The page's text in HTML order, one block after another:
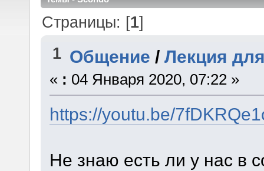
Страницы: [1]
1 Общение /Лекция
« : 04 Января 2020, 07:22 »
https://youtu.be/
Не знаю есть ли у нас в